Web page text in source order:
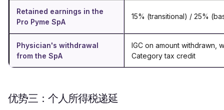
Retained earnings in the
Pro Pyme SpA
15% (transitional) / 25%
Physician's withdrawal
from the SpA
IGC on amount withdrawn,
Category tax credit
优势三：个人所得税递延